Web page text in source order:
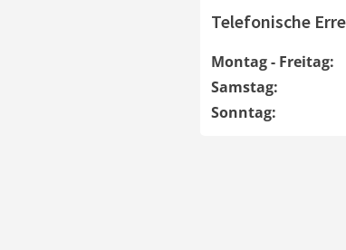
Telefonische
Montag - Freitag:
Samstag:
Sonntag: